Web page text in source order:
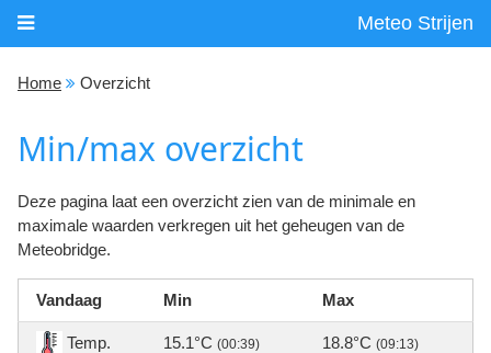
Meteo Strijen
Home Overzicht
Min/max overzicht
Deze pagina laat een overzicht zien van de minimale en
maximale waarden verkregen uit het geheugen van de
Meteobridge.
Vandaag Min Max
Temp. 15.1°C (00:39) 18.8°C (09:13)